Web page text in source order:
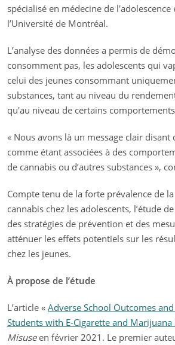
spécialisé en médecine de
l’Université de Montréal.
L’analyse des données a permis de
consomment pas, les adolescents qui
celui des jeunes consommant
substances, tant au niveau du
qu'au niveau de certains
« Nous avons là un message clair
comme étant associées à des
de cannabis ou d’autres substances »,
Compte tenu de la forte prévalence de
cannabis chez les adolescents, l’étude
des stratégies de prévention et des
atténuer les effets potentiels sur les
chez les jeunes.
À propose de l’étude
L’article « Adverse School Outcomes
Students with E-Cigarette and Marijuana
Misuseen février 2021. Le premier